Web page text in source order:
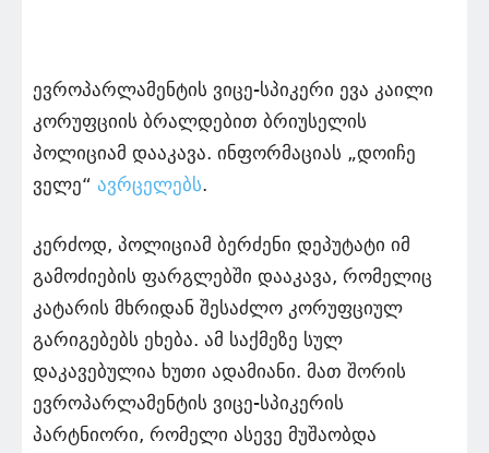
ევროპარლამენტის ვიცე-სპიკერი ევა კაილი
კორუფციის ბრალდებით ბრიუსელის
პოლიციამ დააკავა. ინფორმაციას „დოიჩე
ველე“ ავრცელებს.
კერძოდ, პოლიციამ ბერძენი დეპუტატი იმ
გამოძიების ფარგლებში დააკავა, რომელიც
კატარის მხრიდან შესაძლო კორუფციულ
გარიგებებს ეხება. ამ საქმეზე სულ
დაკავებულია ხუთი ადამიანი. მათ შორის
ევროპარლამენტის ვიცე-სპიკერის
პარტნიორი, რომელი ასევე მუშაობდა